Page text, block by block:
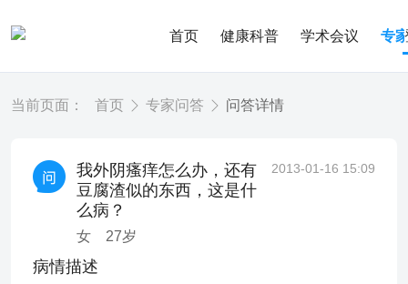
首页 健康科普 学术会议 专
当前页面： 首页 专家问答 问答详情
我外阴瘙痒怎么办，还有
豆腐渣似的东西，这是什
么病？
女 27岁
2013-01-16 15:09
病情描述